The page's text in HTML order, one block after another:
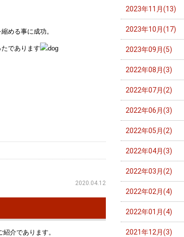
める事に成功。
であります
2020.04.12
介であります。
2023年11月(13)
2023年10月(17)
2023年09月(5)
2022年08月(3)
2022年07月(2)
2022年06月(3)
2022年05月(2)
2022年04月(3)
2022年03月(2)
2022年02月(4)
2022年01月(4)
2021年12月(3)